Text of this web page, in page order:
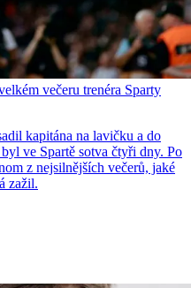
večeru trenéra Sparty
kapitána na lavičku a do
ve Spartě sotva čtyři dny. Po
z nejsilnějších večerů, jaké
zažil.